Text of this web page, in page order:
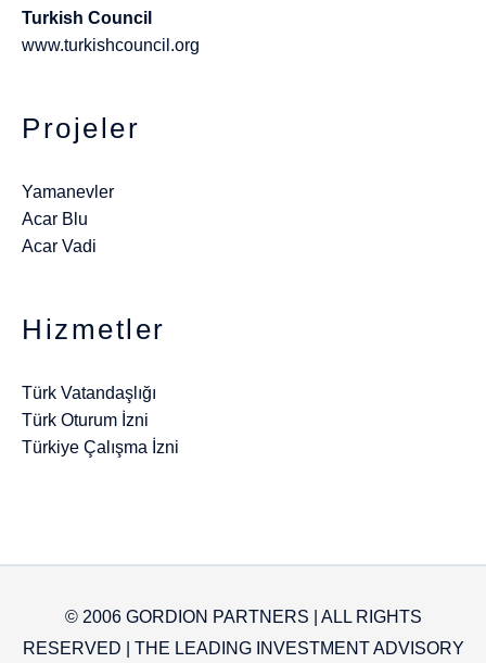
Turkish Council
www.turkishcouncil.org
Projeler
Yamanevler
Acar Blu
Acar Vadi
Hizmetler
Türk Vatandaşlığı
Türk Oturum İzni
Türkiye Çalışma İzni
© 2006 GORDION PARTNERS | ALL RIGHTS
RESERVED | THE LEADING INVESTMENT ADVISORY